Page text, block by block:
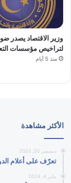
وزير الاقتصاد يصدر
لتراخيص مؤسسات
منذ 5 أيام
الأكثر مشاهدة
ديسمبر 20, 2023
تعرّف على أعلام
يناير 4, 2024